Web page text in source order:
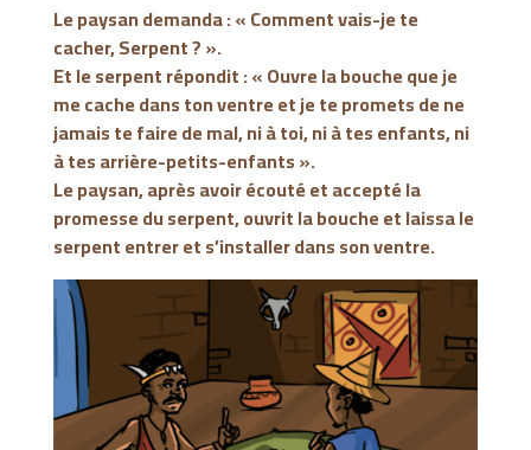
Le paysan demanda : « Comment vais-je te
cacher, Serpent ? ».
Et le serpent répondit : « Ouvre la bouche que je
me cache dans ton ventre et je te promets de ne
jamais te faire de mal, ni à toi, ni à tes enfants, ni
à tes arrière-petits-enfants ».
Le paysan, après avoir écouté et accepté la
promesse du serpent, ouvrit la bouche et laissa le
serpent entrer et s’installer dans son ventre.